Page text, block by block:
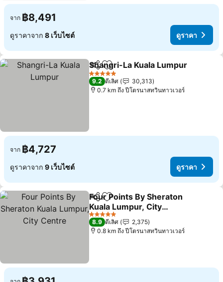
จาก ฿8,491
ดูราคาจาก 8 เว็บไซต์ ดูราคา
แชร์ เพิ่มในรายการโปรด
Shangri-La Kuala Lumpur
5 ดาว
9.2 ดีเลิศ
30,313
0.7 km ถึง ปีโตรนาสทวินทาวเวอร์
จาก ฿4,727
ดูราคาจาก 9 เว็บไซต์ ดูราคา
แชร์ เพิ่มในรายการโปรด
Four Points By Sheraton
Kuala Lumpur, City
Centre
ดูราคา
5 ดาว
8.9 ดีเลิศ
2,375
0.8 km ถึง ปีโตรนาสทวินทาวเวอร์